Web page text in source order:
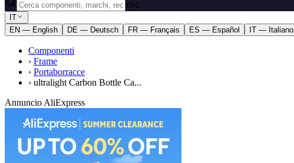
ESC
IT
EN — English
DE — Deutsch FR — Français ES — Español IT — Italiano
Componenti
› Frame
› Portaborracce
› ultralight Carbon Bottle Ca...
Annuncio AliExpress